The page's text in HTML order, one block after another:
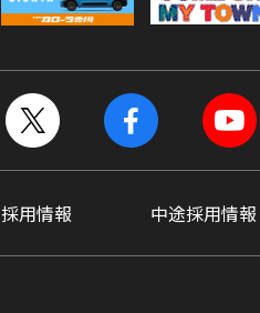
採用情報 中途採用情報